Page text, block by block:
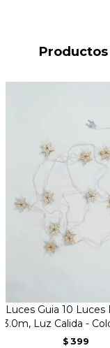
Luces Guia 10 Luces
3.0m, Luz Calida -
$ 399